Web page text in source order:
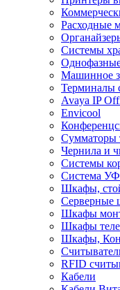
Расходные
Системы
Машинное
Терминалы
Avaya IP
Envicool
Сумматоры
Чернила и
Системы
Cистема
Шкафы,
Серверные
Шкафы
Шкафы
Шкафы,
RFID
Кабели